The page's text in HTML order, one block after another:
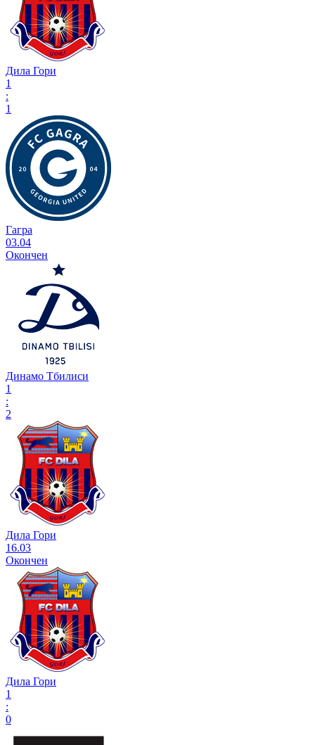
Дила Гори
1
:
1
Гагра
03.04
Окончен
Динамо Тбилиси
1
:
2
Дила Гори
16.03
Окончен
Дила Гори
1
:
0